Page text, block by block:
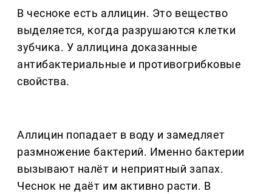
В чесноке есть аллицин. Это вещество
выделяется, когда разрушаются клетки
зубчика. У аллицина доказанные
антибактериальные и противогрибковые
свойства.
Аллицин попадает в воду и замедляет
размножение бактерий. Именно бактерии
вызывают налёт и неприятный запах.
Чеснок не даёт им активно расти. В